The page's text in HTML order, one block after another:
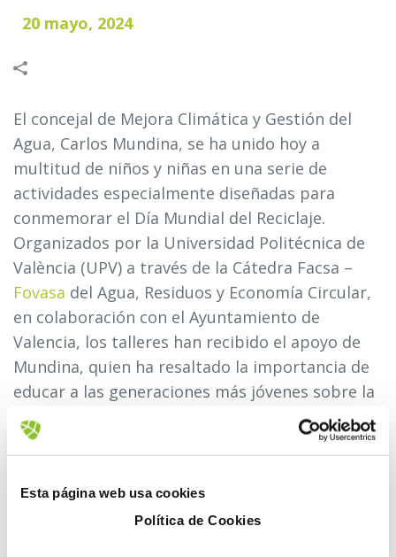
Esta página web usa cookies
Política de Cookies
20 mayo, 2024
El concejal de Mejora Climática y Gestión del
Agua, Carlos Mundina, se ha unido hoy a
multitud de niños y niñas en una serie de
actividades especialmente diseñadas para
conmemorar el Día Mundial del Reciclaje.
Organizados por la Universidad Politécnica de
València (UPV) a través de la Cátedra Facsa –
Fovasa del Agua, Residuos y Economía Circular,
en colaboración con el Ayuntamiento de
Valencia, los talleres han recibido el apoyo de
Mundina, quien ha resaltado la importancia de
educar a las generaciones más jóvenes sobre la
necesidad de cuidar nuestro planeta.
Eduardo Benetó, director deFovasa
Medioambiente
, también ha estado presente en